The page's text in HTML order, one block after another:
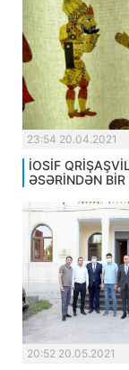
23:54 20.04.2021
İOSİF
ƏSƏRİNDƏN BİR
20:52 20.05.2021